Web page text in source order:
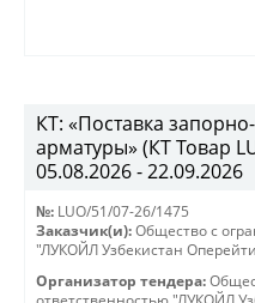
КТ: «Поставка
арматуры» (КТ Товар
05.08.2026 - 22.09.2026
№: LUO/51/07-26/1475
Заказчик(и): Общество с
"ЛУКОЙЛ Узбекистан
Организатор тендера: